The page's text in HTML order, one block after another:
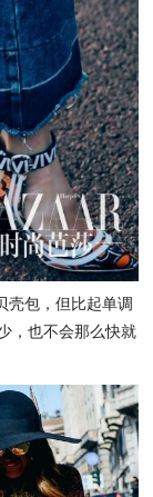
壳包，但比起单调
，也不会那么快就